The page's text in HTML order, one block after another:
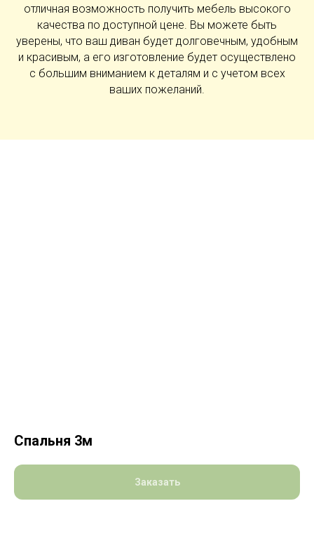
отличная возможность получить мебель высокого
качества по доступной цене. Вы можете быть
уверены, что ваш диван будет долговечным, удобным
и красивым, а его изготовление будет осуществлено
с большим вниманием к деталям и с учетом всех
ваших пожеланий.
Спальня 3м
Заказать